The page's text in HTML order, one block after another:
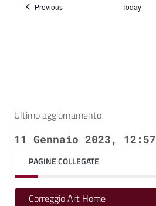
PreviousEvents Today
Ultimo aggiornamento
11 Gennaio 2023, 12:57
PAGINE COLLEGATE
Correggio Art Home